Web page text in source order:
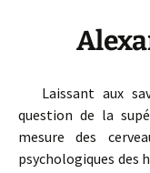
Laissant aux
question de la
mesure des
psychologiques des